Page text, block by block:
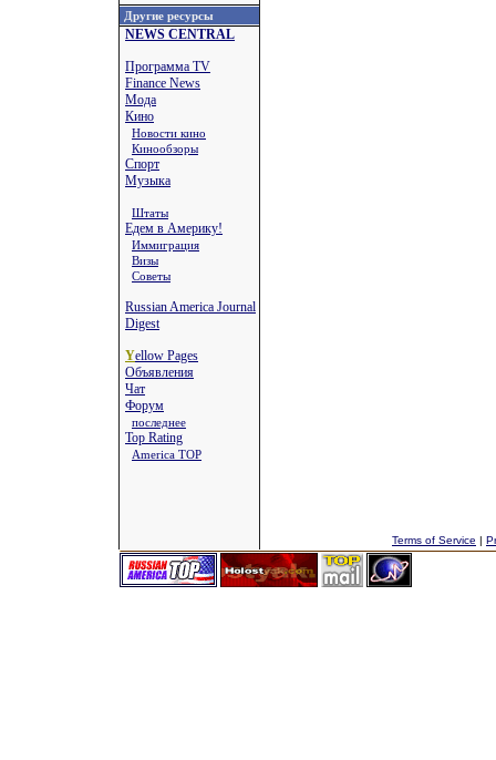
Другие ресурсы
NEWS CENTRAL
Программа TV
Finance News
Мода
Кино
Новости кино
Кинообзоры
Спорт
Музыка
Штаты
Едем в Америку!
Иммиграция
Визы
Советы
Russian America Journal
Digest
Yellow Pages
Объявления
Чат
Форум
последнее
Top Rating
America TOP
Terms of Service |